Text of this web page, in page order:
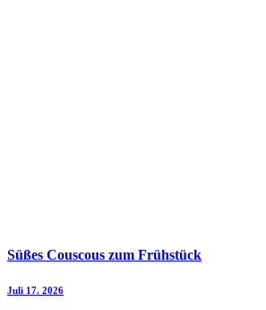
Süßes Couscous zum Frühstück
Juli 17. 2026